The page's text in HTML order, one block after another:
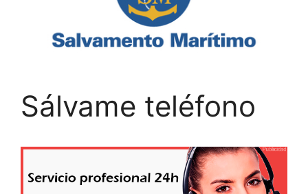
Sálvame teléfono